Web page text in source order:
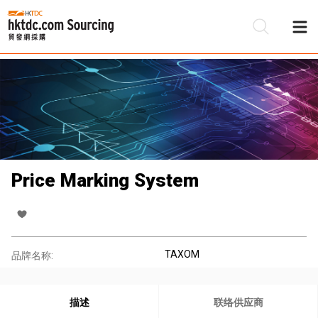
Price Marking System
品牌名称: TAXOM
描述 联络供应商